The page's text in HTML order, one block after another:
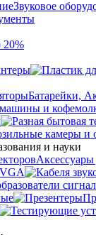
Звуковое
20%
Батарейки,
и науки
Аксессуары